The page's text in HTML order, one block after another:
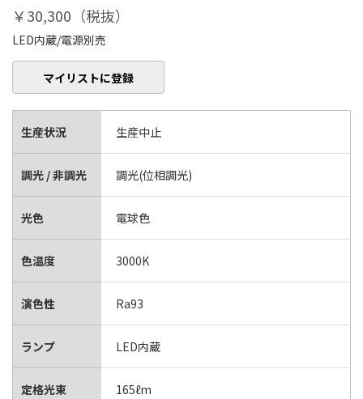
￥30,300（税抜）
LED内蔵/電源別売
マイリストに登録
生産状況 生産中止
調光 / 非調光 調光(位相調光)
光色 電球色
色温度 3000K
演色性 Ra93
ランプ LED内蔵
定格光束 165ℓm